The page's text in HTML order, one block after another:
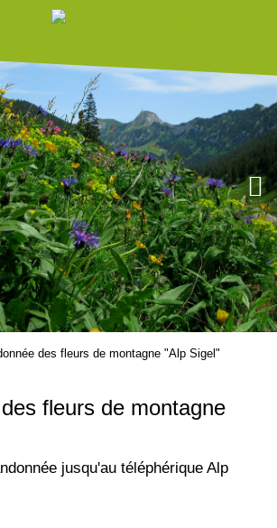
des fleurs de montagne "Alp Sigel"
fleurs de montagne
jusqu'au téléphérique Alp